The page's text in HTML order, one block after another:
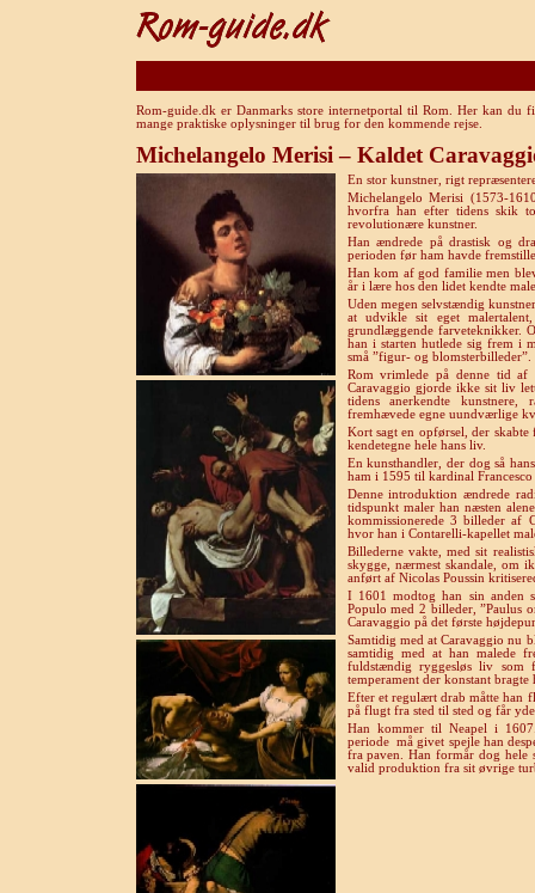
Rom-guide.dk er Danmarks store internetportal til Rom. Her kan du
mange praktiske oplysninger til brug for den kommende rejse.
Michelangelo Merisi – Kaldet
En stor kunstner, rigt
Michelangelo Merisi (1573-
hvorfra han efter tidens skik
revolutionære kunstner.
Han ændrede på drastisk og
perioden før ham havde
Han kom af god familie men
år i lære hos den lidet kendte
Uden megen selvstændig
at udvikle sit eget
grundlæggende farveteknikker.
han i starten hutlede sig frem i
små ”figur- og blomsterbilleder”.
Rom vrimlede på denne tid
Caravaggio gjorde ikke sit liv
tidens anerkendte kunstnere,
fremhævede egne uundværlige
Kort sagt en opførsel, der
kendetegne hele hans liv.
En kunsthandler, der dog så
ham i 1595 til kardinal
Denne introduktion ændrede
tidspunkt maler han næsten
kommissionerede 3 billeder af
hvor han i Contarelli-kapellet
Billederne vakte, med sit
skygge, nærmest skandale, om
anført af Nicolas Poussin
I 1601 modtog han sin anden
Populo med 2 billeder, ”Paulus
Caravaggio på det første
Samtidig med at Caravaggio nu
samtidig med at han malede
fuldstændig ryggesløs liv som
temperament der konstant
Efter et regulært drab måtte han
på flugt fra sted til sted og får
Han kommer til Neapel i
periode må givet spejle han
fra paven. Han formår dog hele
valid produktion fra sit øvrige